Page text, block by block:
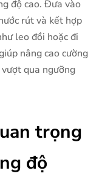
độ cao. Đưa vào
rút và kết hợp
leo đồi hoặc đi
nâng cao cường
qua ngưỡng
trọng
độ